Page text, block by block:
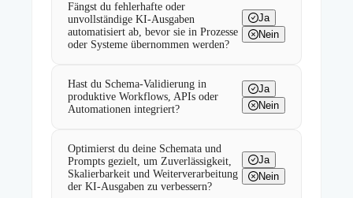
Fängst du fehlerhafte oder
unvollständige KI-Ausgaben
automatisiert ab, bevor sie in Prozesse
oder Systeme übernommen werden?
Ja
Nein
Hast du Schema-Validierung in
produktive Workflows, APIs oder
Automationen integriert?
Ja
Nein
Optimierst du deine Schemata und
Prompts gezielt, um Zuverlässigkeit,
Skalierbarkeit und Weiterverarbeitung
der KI-Ausgaben zu verbessern?
Ja
Nein